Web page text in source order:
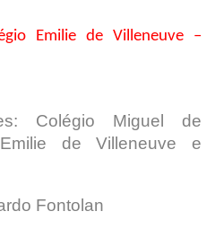
Emilie de Villeneuve –
Colégio Miguel de
de Villeneuve e
Fontolan